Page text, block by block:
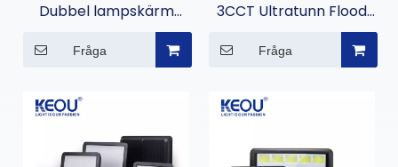
Dubbel lampskärm
Ramlös panelljus
Fråga
3CCT Ultratunn Flood
Light för hemmet
Fråga